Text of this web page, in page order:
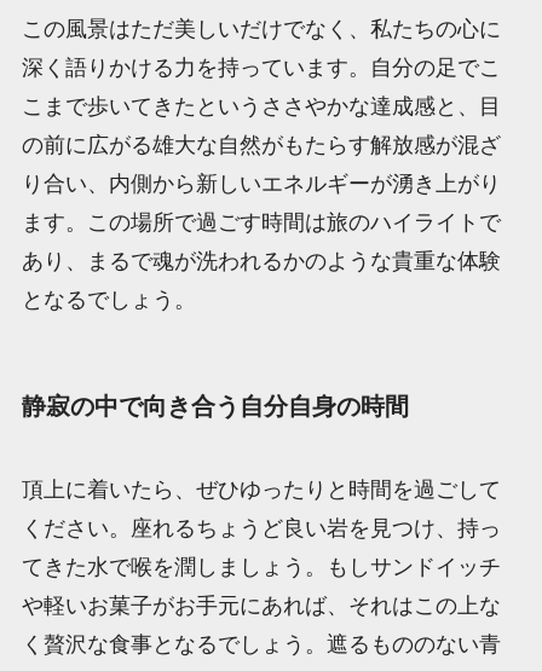
この風景はただ美しいだけでなく、私たちの心に
深く語りかける力を持っています。自分の足でこ
こまで歩いてきたというささやかな達成感と、目
の前に広がる雄大な自然がもたらす解放感が混ざ
り合い、内側から新しいエネルギーが湧き上がり
ます。この場所で過ごす時間は旅のハイライトで
あり、まるで魂が洗われるかのような貴重な体験
となるでしょう。
静寂の中で向き合う自分自身の時間
頂上に着いたら、ぜひゆったりと時間を過ごして
ください。座れるちょうど良い岩を見つけ、持っ
てきた水で喉を潤しましょう。もしサンドイッチ
や軽いお菓子がお手元にあれば、それはこの上な
く贅沢な食事となるでしょう。遮るもののない青